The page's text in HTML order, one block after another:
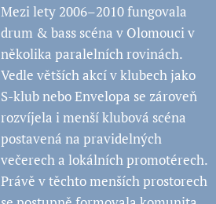
Mezi lety 2006–2010 fungovala
drum & bass scéna v Olomouci v
několika paralelních rovinách.
Vedle větších akcí v klubech jako
S-klub nebo Envelopa se zároveň
rozvíjela i menší klubová scéna
postavená na pravidelných
večerech a lokálních promotérech.
Právě v těchto menších prostorech